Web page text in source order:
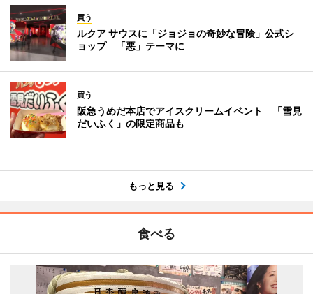
買う
ルクア サウスに「ジョジョの奇妙な冒険」公式シ
ョップ 「悪」テーマに
買う
阪急うめだ本店でアイスクリームイベント 「雪見
だいふく」の限定商品も
もっと見る
食べる